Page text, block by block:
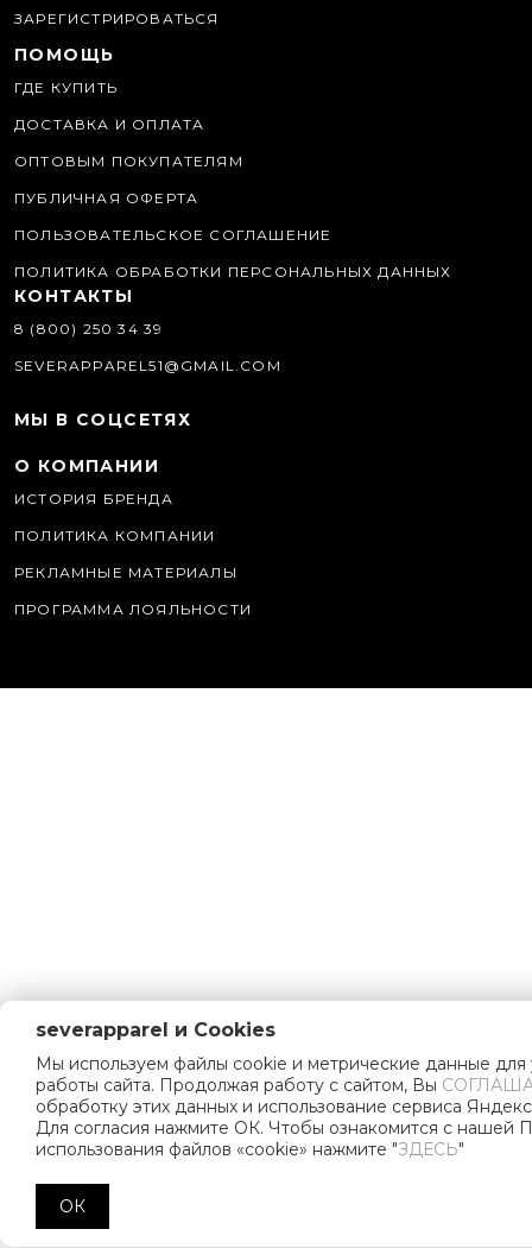
ЗАРЕГИСТРИРОВАТЬСЯ
ПОМОЩЬ
ГДЕ КУПИТЬ
ДОСТАВКА И ОПЛАТА
ОПТОВЫМ ПОКУПАТЕЛЯМ
ПУБЛИЧНАЯ ОФЕРТА
ПОЛЬЗОВАТЕЛЬСКОЕ СОГЛАШЕНИЕ
ПОЛИТИКА ОБРАБОТКИ ПЕРСОНАЛЬНЫХ ДАННЫХ
КОНТАКТЫ
8 (800) 250 34 39
SEVERAPPAREL51@GMAIL.COM
МЫ В СОЦСЕТЯХ
О КОМПАНИИ
ИСТОРИЯ БРЕНДА
ПОЛИТИКА КОМПАНИИ
РЕКЛАМНЫЕ МАТЕРИАЛЫ
ПРОГРАММА ЛОЯЛЬНОСТИ
severapparel и Cookies
Мы используем файлы cookie и метрические данные
работы сайта. Продолжая работу с сайтом, Вы
обработку этих данных и использование сервиса
Для согласия нажмите ОК. Чтобы ознакомится с нашей
использования файлов «cookie» нажмите "ЗДЕСЬ"
ОК